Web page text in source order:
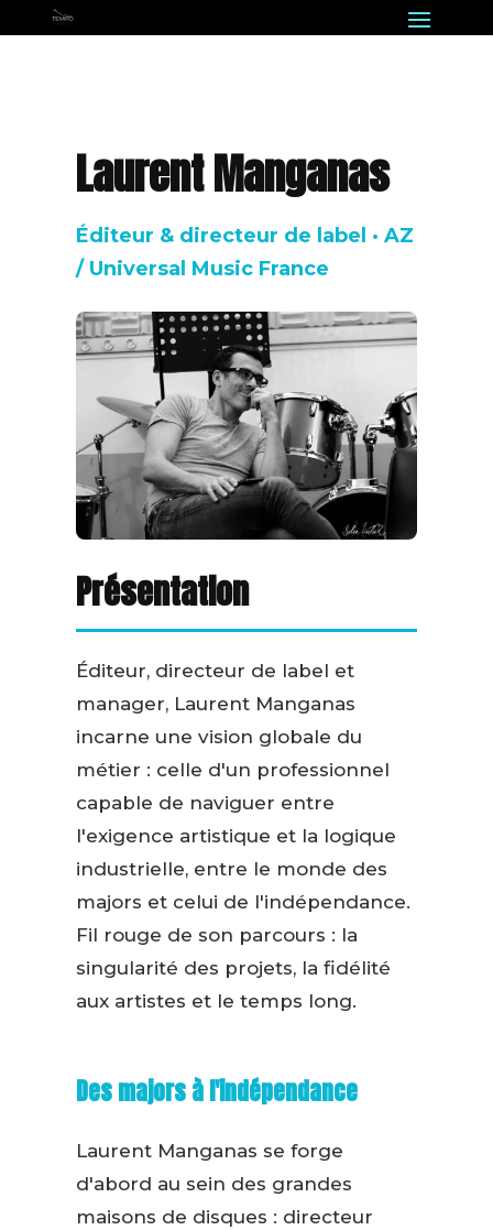
Laurent Manganas
Éditeur & directeur de label · AZ
/ Universal Music France
Présentation
Éditeur, directeur de label et
manager, Laurent Manganas
incarne une vision globale du
métier : celle d'un professionnel
capable de naviguer entre
l'exigence artistique et la logique
industrielle, entre le monde des
majors et celui de l'indépendance.
Fil rouge de son parcours : la
singularité des projets, la fidélité
aux artistes et le temps long.
Des majors à l'indépendance
Laurent Manganas se forge
d'abord au sein des grandes
maisons de disques : directeur